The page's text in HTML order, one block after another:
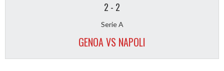
2 - 2
Serie A
GENOA VS NAPOLI